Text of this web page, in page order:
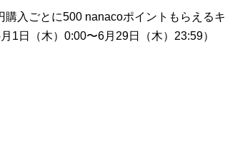
入ごとに500 nanacoポイントもらえるキ
1日（木）0:00〜6月29日（木）23:59）